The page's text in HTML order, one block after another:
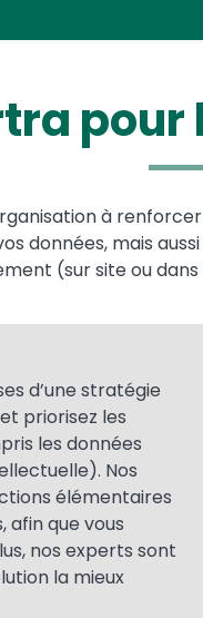
à
données, mais
(sur site ou
d’une stratégie
priorisez les
les données
Nos
élémentaires
afin que vous
nos experts sont
la mieux